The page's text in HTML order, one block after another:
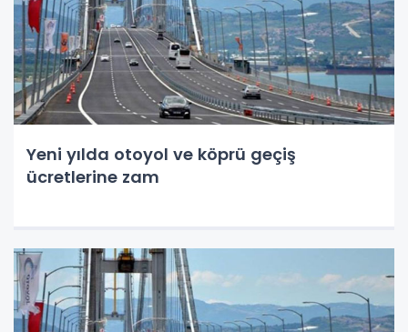
Yeni yılda otoyol ve köprü geçiş
ücretlerine zam